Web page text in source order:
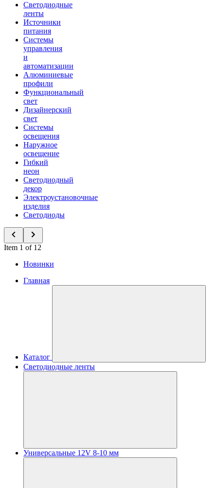
Светодиодные
ленты
Источники
питания
Системы
управления
и
автоматизации
Алюминиевые
профили
Функциональный
свет
Дизайнерский
свет
Системы
освещения
Наружное
освещение
Гибкий
неон
Светодиодный
декор
Электроустановочные
изделия
Светодиоды
Item 1 of 12
Новинки
Главная
Каталог
Светодиодные ленты
Универсальные 12V 8-10 мм